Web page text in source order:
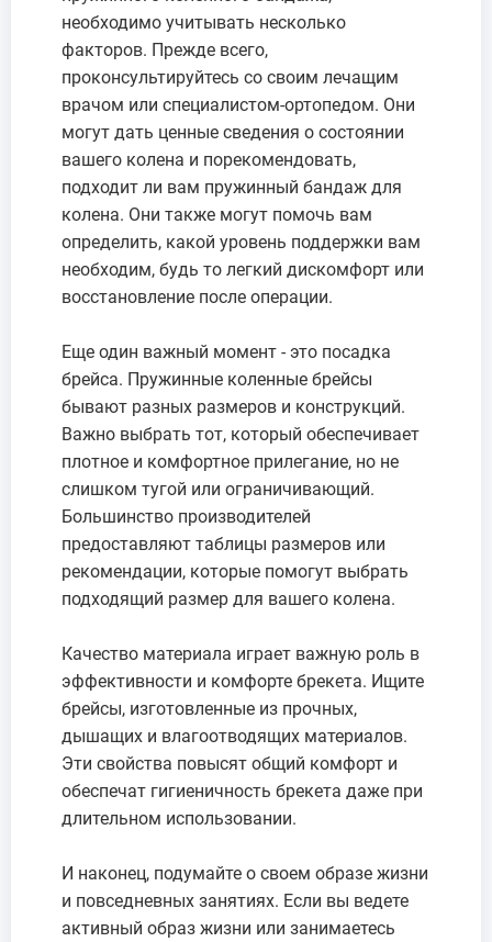
необходимо учитывать несколько
факторов. Прежде всего,
проконсультируйтесь со своим лечащим
врачом или специалистом-ортопедом. Они
могут дать ценные сведения о состоянии
вашего колена и порекомендовать,
подходит ли вам пружинный бандаж для
колена. Они также могут помочь вам
определить, какой уровень поддержки вам
необходим, будь то легкий дискомфорт или
восстановление после операции.
Еще один важный момент - это посадка
брейса. Пружинные коленные брейсы
бывают разных размеров и конструкций.
Важно выбрать тот, который обеспечивает
плотное и комфортное прилегание, но не
слишком тугой или ограничивающий.
Большинство производителей
предоставляют таблицы размеров или
рекомендации, которые помогут выбрать
подходящий размер для вашего колена.
Качество материала играет важную роль в
эффективности и комфорте брекета. Ищите
брейсы, изготовленные из прочных,
дышащих и влагоотводящих материалов.
Эти свойства повысят общий комфорт и
обеспечат гигиеничность брекета даже при
длительном использовании.
И наконец, подумайте о своем образе жизни
и повседневных занятиях. Если вы ведете
активный образ жизни или занимаетесь